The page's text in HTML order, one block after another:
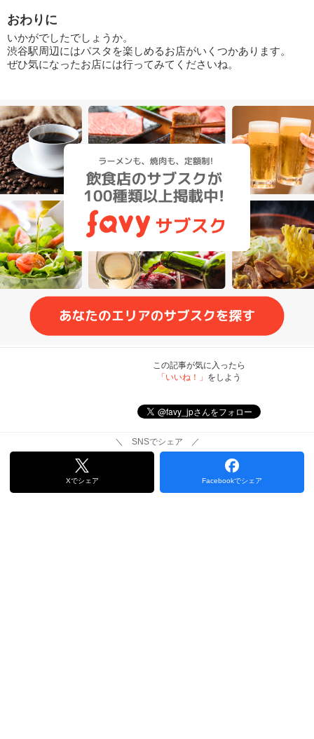
おわりに
いかがでしたでしょうか。
渋谷駅周辺にはパスタを楽しめるお店がいくつかあります。
ぜひ気になったお店には行ってみてくださいね。
この記事が気に入ったら
「いいね！」 をしよう
＼ SNSでシェア ／
Xでシェア Facebookでシェア